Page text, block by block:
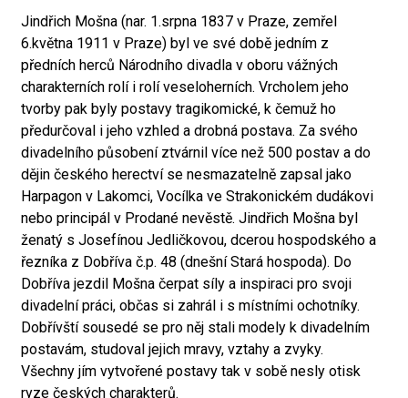
Jindřich Mošna (nar. 1.srpna 1837 v Praze, zemřel
6.května 1911 v Praze) byl ve své době jedním z
předních herců Národního divadla v oboru vážných
charakterních rolí i rolí veseloherních. Vrcholem jeho
tvorby pak byly postavy tragikomické, k čemuž ho
předurčoval i jeho vzhled a drobná postava. Za svého
divadelního působení ztvárnil více než 500 postav a do
dějin českého herectví se nesmazatelně zapsal jako
Harpagon v Lakomci, Vocílka ve Strakonickém dudákovi
nebo principál v Prodané nevěstě. Jindřich Mošna byl
ženatý s Josefínou Jedličkovou, dcerou hospodského a
řezníka z Dobříva č.p. 48 (dnešní Stará hospoda). Do
Dobříva jezdil Mošna čerpat síly a inspiraci pro svoji
divadelní práci, občas si zahrál i s místními ochotníky.
Dobřívští sousedé se pro něj stali modely k divadelním
postavám, studoval jejich mravy, vztahy a zvyky.
Všechny jím vytvořené postavy tak v sobě nesly otisk
ryze českých charakterů.